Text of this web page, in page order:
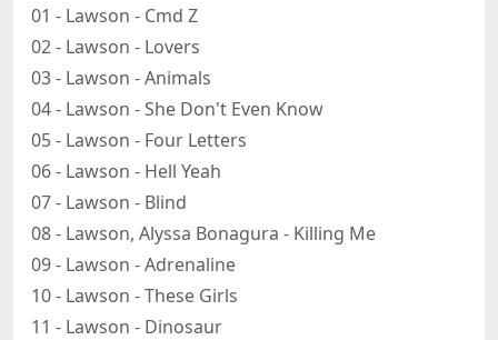
01 - Lawson - Cmd Z
02 - Lawson - Lovers
03 - Lawson - Animals
04 - Lawson - She Don't Even Know
05 - Lawson - Four Letters
06 - Lawson - Hell Yeah
07 - Lawson - Blind
08 - Lawson, Alyssa Bonagura - Killing Me
09 - Lawson - Adrenaline
10 - Lawson - These Girls
11 - Lawson - Dinosaur